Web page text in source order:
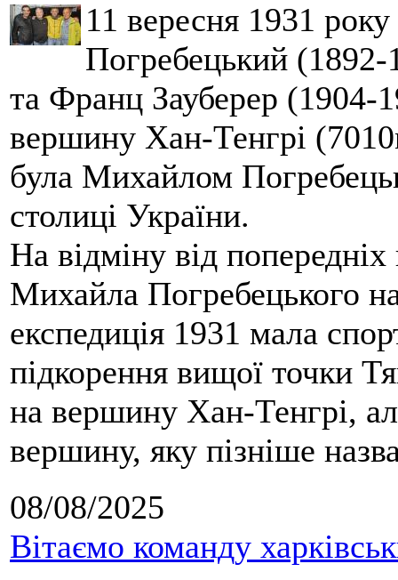
11 вересня 1931
Погребецький
та Франц Зауберер (1904-
вершину Хан-Тенгрі
була Михайлом
столиці України.
На відміну від
Михайла Погребецького
експедиція 1931 мала
підкорення вищої точки
на вершину Хан-Тенгрі,
вершину, яку пізніше
08/08/2025
Вітаємо команду